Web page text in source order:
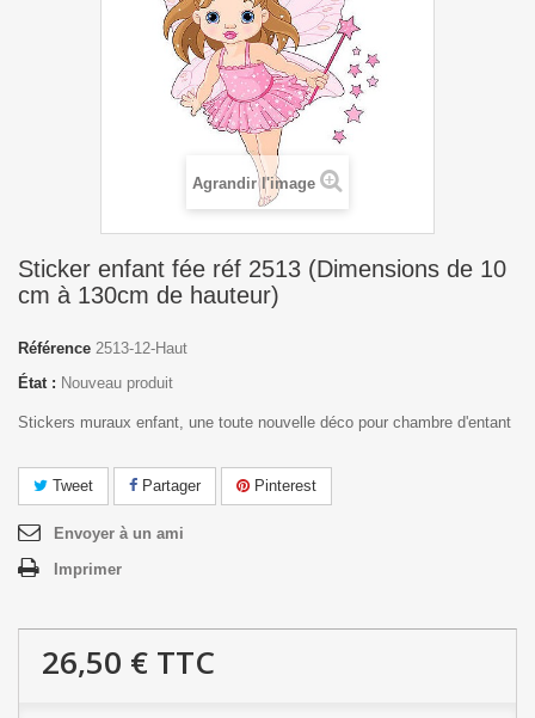
Agrandir l'image
Sticker enfant fée réf 2513 (Dimensions de 10
cm à 130cm de hauteur)
Référence 2513-12-Haut
État : Nouveau produit
Stickers muraux enfant, une toute nouvelle déco pour chambre d'entant
Tweet Partager Pinterest
Envoyer à un ami
Imprimer
26,50 € TTC